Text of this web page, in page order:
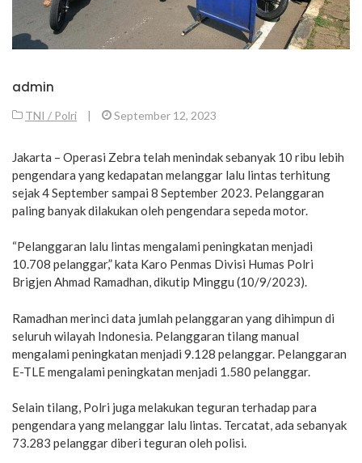
admin
TNI / Polri | September 12, 2023
Jakarta – Operasi Zebra telah menindak sebanyak 10 ribu lebih
pengendara yang kedapatan melanggar lalu lintas terhitung
sejak 4 September sampai 8 September 2023. Pelanggaran
paling banyak dilakukan oleh pengendara sepeda motor.
“Pelanggaran lalu lintas mengalami peningkatan menjadi
10.708 pelanggar,” kata Karo Penmas Divisi Humas Polri
Brigjen Ahmad Ramadhan, dikutip Minggu (10/9/2023).
Ramadhan merinci data jumlah pelanggaran yang dihimpun di
seluruh wilayah Indonesia. Pelanggaran tilang manual
mengalami peningkatan menjadi 9.128 pelanggar. Pelanggaran
E-TLE mengalami peningkatan menjadi 1.580 pelanggar.
Selain tilang, Polri juga melakukan teguran terhadap para
pengendara yang melanggar lalu lintas. Tercatat, ada sebanyak
73.283 pelanggar diberi teguran oleh polisi.